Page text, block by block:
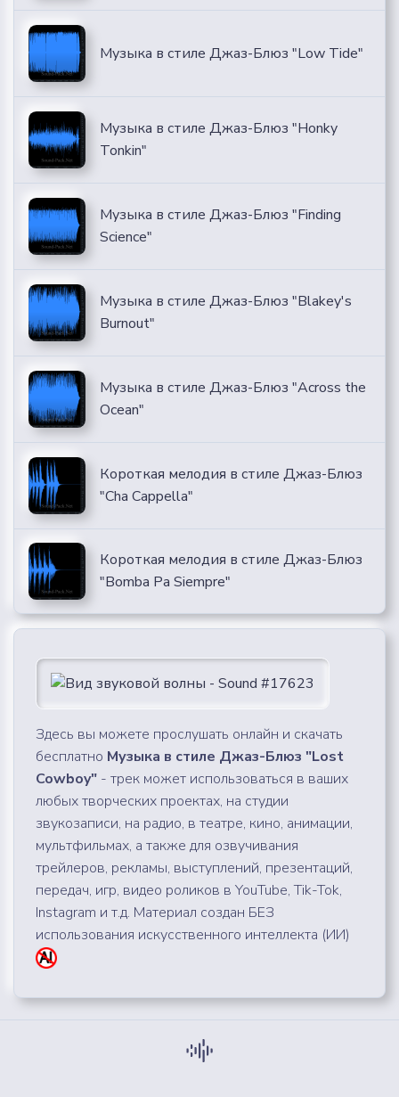
Музыка в стиле Джаз-Блюз "Low Tide"
Музыка в стиле Джаз-Блюз "Honky
Tonkin"
Музыка в стиле Джаз-Блюз "Finding
Science"
Музыка в стиле Джаз-Блюз "Blakey's
Burnout"
Музыка в стиле Джаз-Блюз "Across the
Ocean"
Короткая мелодия в стиле Джаз-Блюз
"Cha Cappella"
Короткая мелодия в стиле Джаз-Блюз
"Bomba Pa Siempre"
Здесь вы можете прослушать онлайн и скачать
бесплатно Музыка в стиле Джаз-Блюз "Lost
Cowboy" - трек может использоваться в ваших
любых творческих проектах, на студии
звукозаписи, на радио, в театре, кино, анимации,
мультфильмах, а также для озвучивания
трейлеров, рекламы, выступлений, презентаций,
передач, игр, видео роликов в YouTube, Tik-Tok,
Instagram и т.д. Материал создан БЕЗ
использования искусственного интеллекта (ИИ)